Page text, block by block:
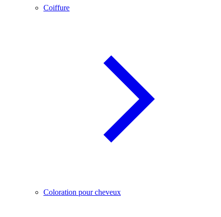
Coiffure
Coloration pour cheveux